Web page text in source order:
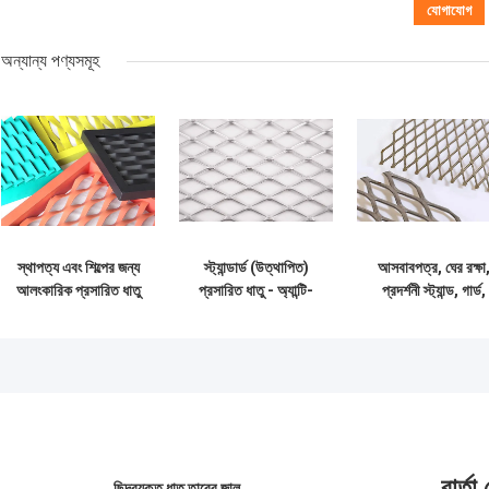
অন্যান্য পণ্যসমূহ
স্থাপত্য এবং শিল্পের জন্য
আলংকারিক প্রসারিত ধাতু
স্ট্যান্ডার্ড (উত্থাপিত)
প্রসারিত ধাতু - অ্যান্টি-
আসবাবপত্র, ঘের রক্ষা,
প্রদর্শনী স্ট্যান্ড, গার্ড,